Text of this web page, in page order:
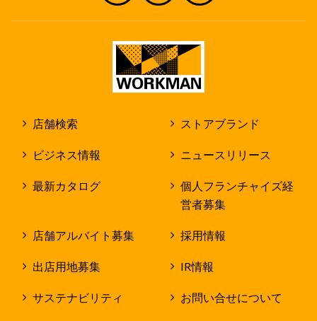
店舗検索 ストアブランド
ビジネス情報 ニュースリリース
最新カタログ
個人フランチャイズ経
営者募集
店舗アルバイト募集 採用情報
出店用地募集 IR情報
サステナビリティ お問い合せについて